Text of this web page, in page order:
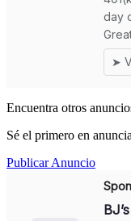
Encuentra otros
Sé el primero en
Publicar Anuncio